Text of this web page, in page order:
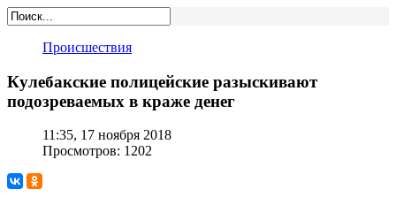
Происшествия
Кулебакские полицейские разыскивают
подозреваемых в краже денег
11:35, 17 ноября 2018
Просмотров: 1202